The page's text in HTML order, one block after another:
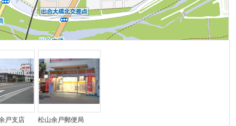
戸支店
松山余戸郵便局